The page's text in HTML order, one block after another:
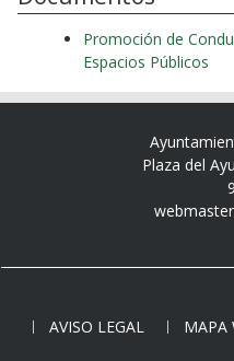
Promoción de
Espacios Públicos
Plaza del
AVISO LEGAL
MAPA